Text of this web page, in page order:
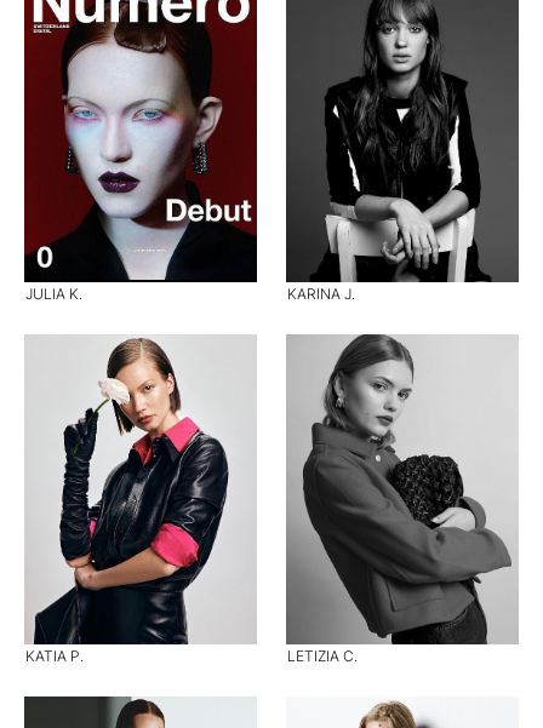
JULIA K. KARINA J.
KATIA P. LETIZIA C.